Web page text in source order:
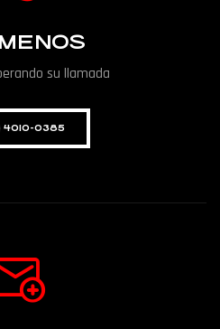
su llamada
4010-0385